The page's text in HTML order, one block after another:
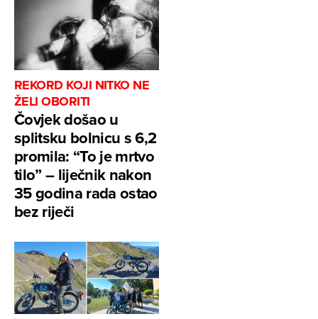
REKORD KOJI NITKO NE
ŽELI OBORITI
Čovjek došao u
splitsku bolnicu s 6,2
promila: “To je mrtvo
tilo” – liječnik nakon
35 godina rada ostao
bez riječi